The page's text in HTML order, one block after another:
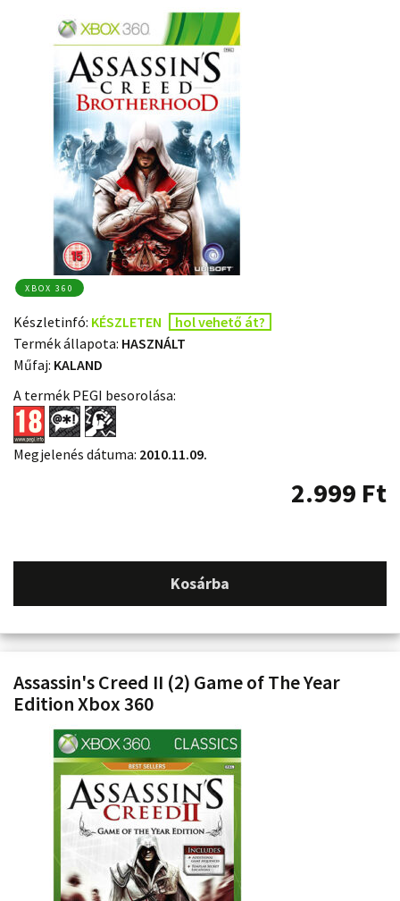
XBOX 360
Készletinfó: KÉSZLETEN
hol vehető át?
Termék állapota: HASZNÁLT
Műfaj: KALAND
A termék PEGI besorolása:
Megjelenés dátuma: 2010.11.09.
2.999 Ft
Kosárba
Assassin's Creed II (2) Game of The Year
Edition Xbox 360